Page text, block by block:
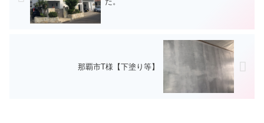
那覇市T様【下塗り等】